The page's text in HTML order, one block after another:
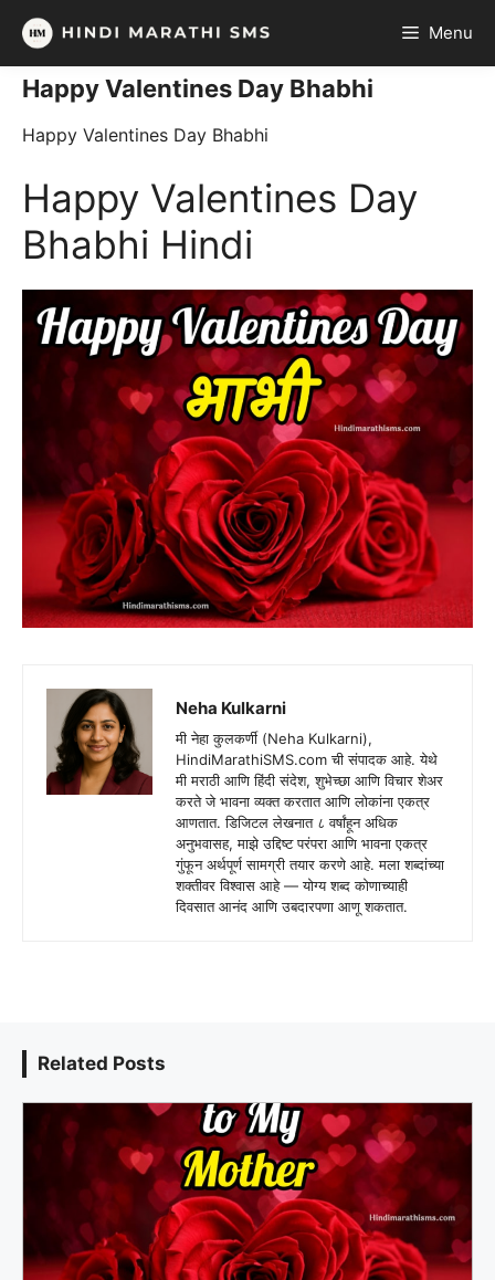
Skip
content
Menu
Happy Valentines Day Bhabhi
Happy Valentines Day Bhabhi
Happy Valentines Day
Bhabhi Hindi
Neha Kulkarni
मी नेहा कुलकर्णी (Neha Kulkarni),
HindiMarathiSMS.com ची संपादक आहे. येथे
मी मराठी आणि हिंदी संदेश, शुभेच्छा आणि विचार शेअर
करते जे भावना व्यक्त करतात आणि लोकांना एकत्र
आणतात. डिजिटल लेखनात ८ वर्षांहून अधिक
अनुभवासह, माझे उद्दिष्ट परंपरा आणि भावना एकत्र
गुंफून अर्थपूर्ण सामग्री तयार करणे आहे. मला शब्दांच्या
शक्तीवर विश्वास आहे — योग्य शब्द कोणाच्याही
दिवसात आनंद आणि उबदारपणा आणू शकतात.
Related Posts